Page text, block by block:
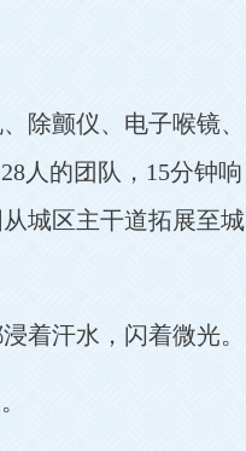
除颤仪、电子喉镜、
人的团队，15分钟响
城区主干道拓展至城
着汗水，闪着微光。